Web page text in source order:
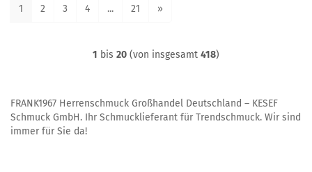
1 2 3 4 ... 21 »
1 bis 20 (von insgesamt 418)
FRANK1967 Herrenschmuck Großhandel Deutschland – KESEF
Schmuck GmbH. Ihr Schmucklieferant für Trendschmuck. Wir sind
immer für Sie da!